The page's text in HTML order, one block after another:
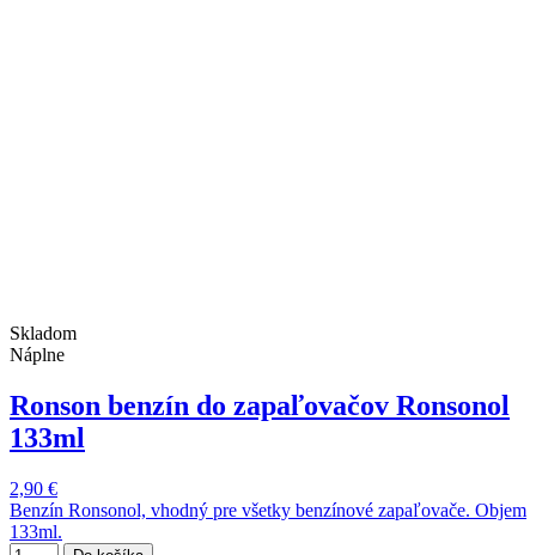
Skladom
Náplne
Ronson benzín do zapaľovačov Ronsonol
133ml
2,90 €
Benzín Ronsonol, vhodný pre všetky benzínové zapaľovače. Objem
133ml.